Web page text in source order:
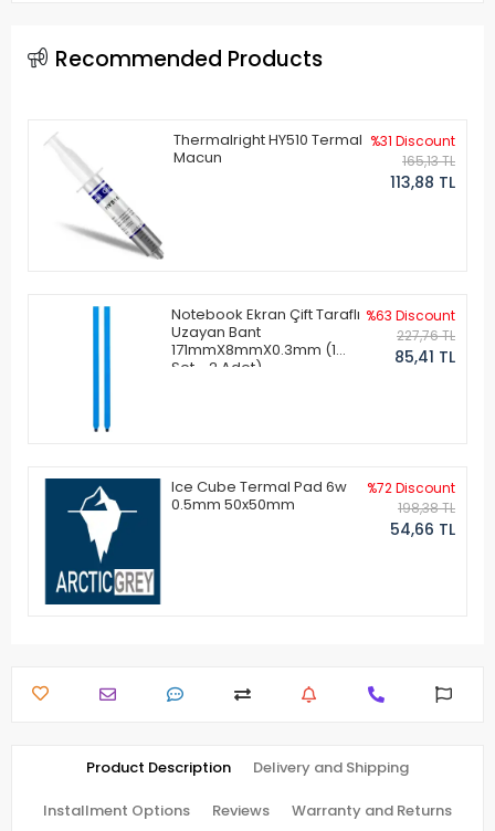
Recommended Products
Thermalright HY510 Termal
Macun
%31 Discount
165,13 TL
113,88 TL
Notebook Ekran Çift Taraflı
Uzayan Bant
171mmX8mmX0.3mm (1
Set - 2 Adet)
%63 Discount
227,76 TL
85,41 TL
Ice Cube Termal Pad 6w
0.5mm 50x50mm
%72 Discount
198,38 TL
54,66 TL
Product Description Delivery and Shipping
Installment Options Reviews Warranty and Returns